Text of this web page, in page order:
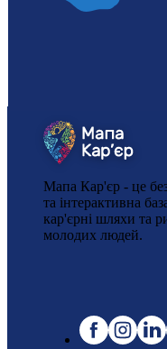
Мапа Кар'єр - це
та інтерактивна
кар'єрні шляхи та
молодих людей.